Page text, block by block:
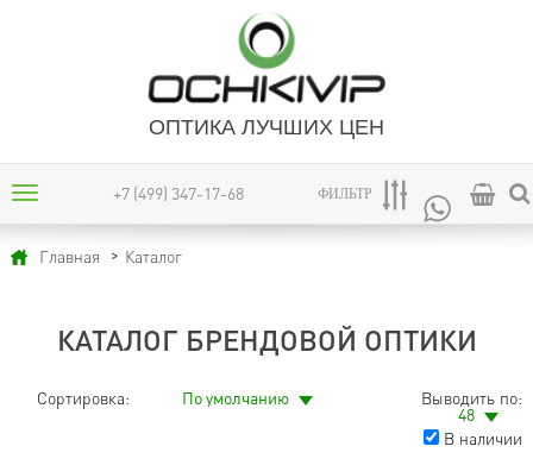
ОПТИКА ЛУЧШИХ ЦЕН
+7 (499) 347-17-68 ФИЛЬТР
Главная Каталог
КАТАЛОГ БРЕНДОВОЙ ОПТИКИ
Сортировка: По умолчанию
Выводить по:
48
В наличии